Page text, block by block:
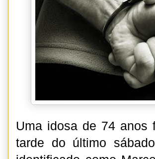
Uma idosa de 74 anos
tarde do último